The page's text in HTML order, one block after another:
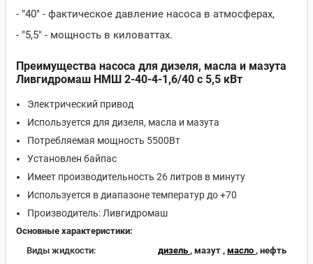
- "40" - фактическое давление насоса в атмосферах,
- "5,5" - мощность в киловаттах.
Преимущества насоса для дизеля, масла и мазута
Ливгидромаш НМШ 2-40-4-1,6/40 c 5,5 кВт
Электрический привод
Используется для дизеля, масла и мазута
Потребляемая мощность 5500Вт
Установлен байпас
Имеет производительность 26 литров в минуту
Используется в диапазоне температур до +70
Производитель: Ливгидромаш
Основные характеристики:
Виды жидкости:
дизель , мазут , масло , нефть